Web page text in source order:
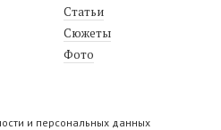
Статьи
Сюжеты
Фото
и персональных данных